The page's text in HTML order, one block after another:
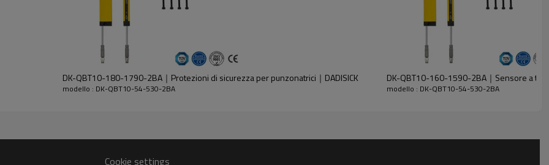
DK-QBT10-180-1790-2BA｜Protezioni di sicurezza per punzonatrici｜DADISICK
modello : DK-QBT10-54-530-2BA
DK-QBT10-160-1590-2BA｜Sensore a
modello : DK-QBT10-54-530-2BA
Cookie settings